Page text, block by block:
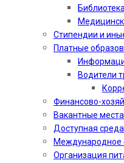
Библиотека
Стипендии и
Платные
Водители
Финансово-
Вакантные
Доступная среда
Международное
Организация